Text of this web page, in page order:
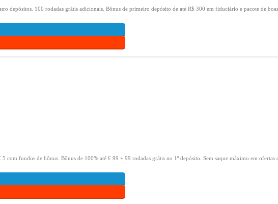
depósitos. 100 rodadas grátis adicionais. Bônus de primeiro depósito de até R$ 300 em fiduciário e pacote de
com fundos de bônus. Bônus de 100% até £ 99 + 99 rodadas grátis no 1º depósito. Sem saque máximo em ofertas